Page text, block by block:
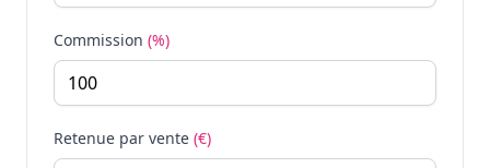
Commission (%)
Retenue par vente (€)